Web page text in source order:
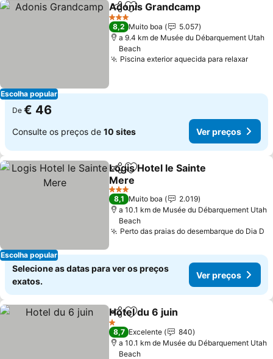
Escolha popular
PartilharAdicionar aos favoritos
Adonis Grandcamp
3 Estrelas
8,2 Muito boa
5.057
a 9.4 km de Musée du Débarquement Utah
Beach
Piscina exterior aquecida para relaxar
De € 46
Consulte os preços de 10 sites Ver preços
Escolha popular
PartilharAdicionar aos favoritos
Logis Hotel le Sainte
Mere
3 Estrelas
8,1 Muito boa
2.019
a 10.1 km de Musée du Débarquement Utah
Beach
Perto das praias do desembarque do Dia D
Selecione as datas para ver os preços
exatos.
Ver preços
PartilharAdicionar aos favoritos
Hotel du 6 juin
1 Estrelas
8,7 Excelente
840
a 10.1 km de Musée du Débarquement Utah
Beach